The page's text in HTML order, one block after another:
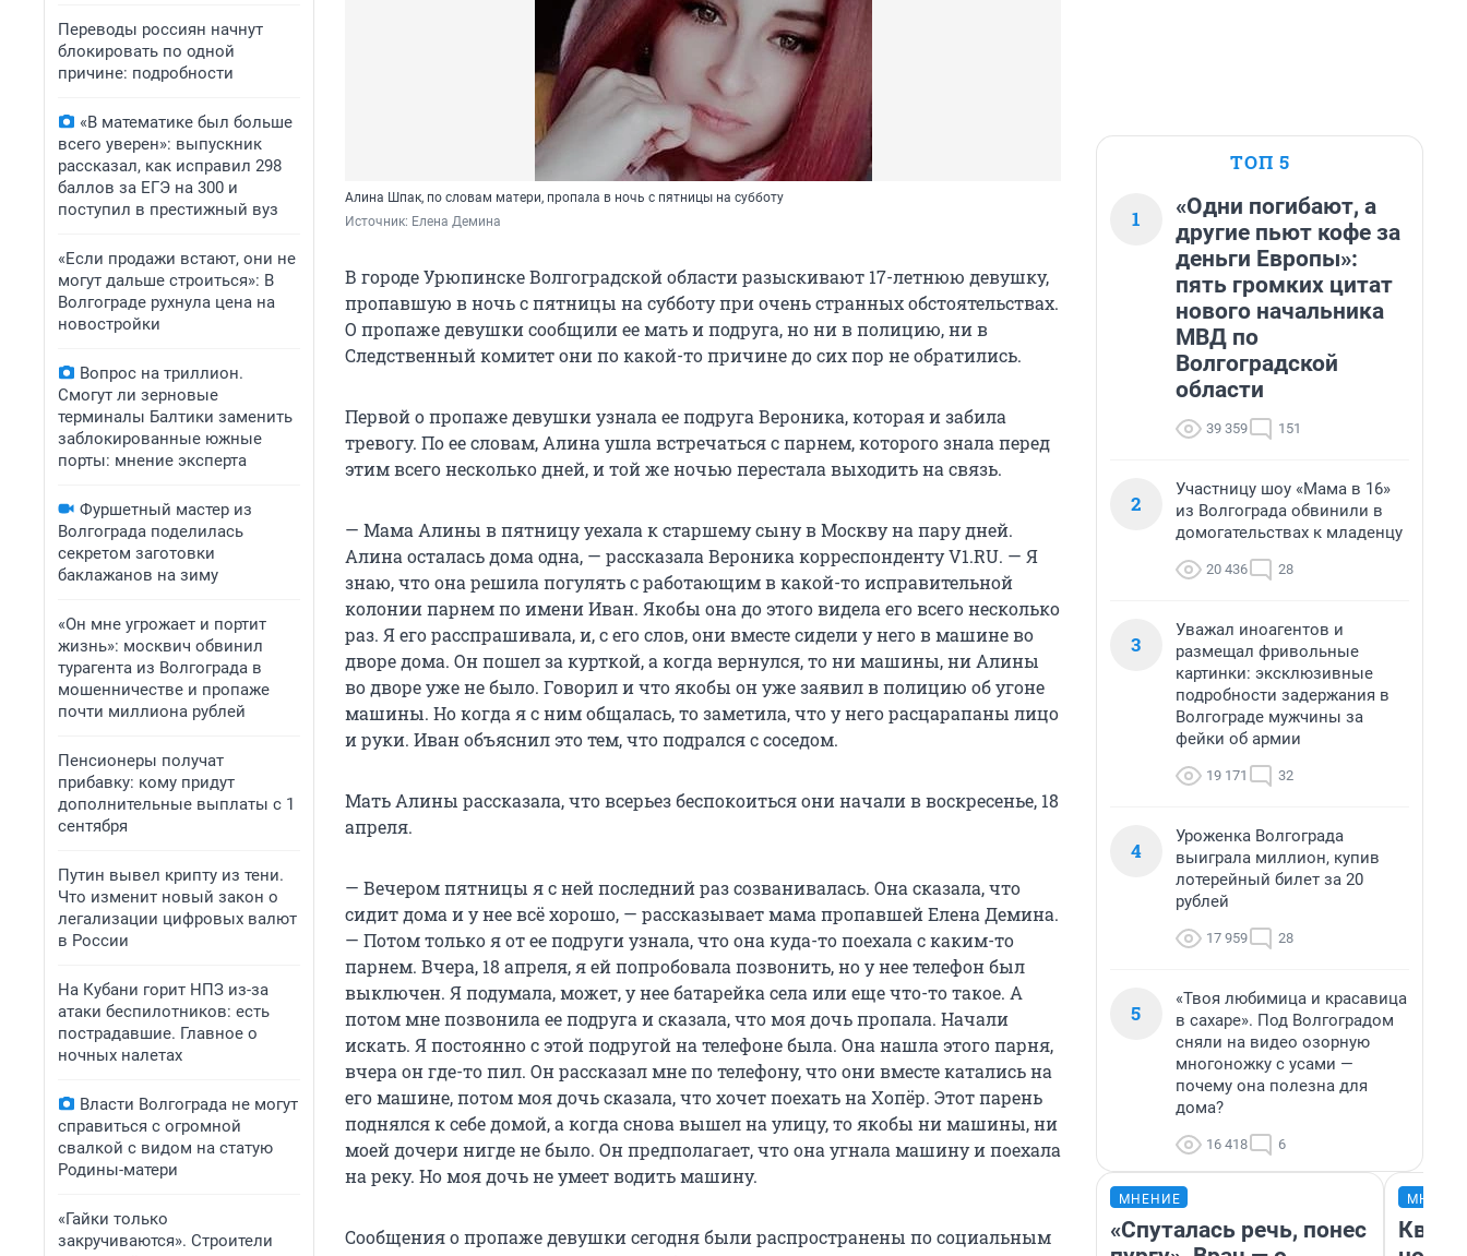
Переводы россиян начнут
блокировать по одной
причине: подробности
«В математике был больше
всего уверен»: выпускник
рассказал, как исправил 298
баллов за ЕГЭ на 300 и
поступил в престижный вуз
«Если продажи встают, они не
могут дальше строиться»: В
Волгограде рухнула цена на
новостройки
Вопрос на триллион.
Смогут ли зерновые
терминалы Балтики заменить
заблокированные южные
порты: мнение эксперта
Фуршетный мастер из
Волгограда поделилась
секретом заготовки
баклажанов на зиму
«Он мне угрожает и портит
жизнь»: москвич обвинил
турагента из Волгограда в
мошенничестве и пропаже
почти миллиона рублей
Пенсионеры получат
прибавку: кому придут
дополнительные выплаты с 1
сентября
Путин вывел крипту из тени.
Что изменит новый закон о
легализации цифровых валют
в России
На Кубани горит НПЗ из-за
атаки беспилотников: есть
пострадавшие. Главное о
ночных налетах
Власти Волгограда не могут
справиться с огромной
свалкой с видом на статую
Родины-матери
«Гайки только
закручиваются». Строители
Алина Шпак, по словам матери, пропала в ночь с пятницы на субботу
Источник: Елена Демина
В городе Урюпинске Волгоградской области разыскивают 17-летнюю девушку,
пропавшую в ночь с пятницы на субботу при очень странных обстоятельствах.
О пропаже девушки сообщили ее мать и подруга, но ни в полицию, ни в
Следственный комитет они по какой-то причине до сих пор не обратились.
Первой о пропаже девушки узнала ее подруга Вероника, которая и забила
тревогу. По ее словам, Алина ушла встречаться с парнем, которого знала перед
этим всего несколько дней, и той же ночью перестала выходить на связь.
— Мама Алины в пятницу уехала к старшему сыну в Москву на пару дней.
Алина осталась дома одна, — рассказала Вероника корреспонденту V1.RU. — Я
знаю, что она решила погулять с работающим в какой-то исправительной
колонии парнем по имени Иван. Якобы она до этого видела его всего несколько
раз. Я его расспрашивала, и, с его слов, они вместе сидели у него в машине во
дворе дома. Он пошел за курткой, а когда вернулся, то ни машины, ни Алины
во дворе уже не было. Говорил и что якобы он уже заявил в полицию об угоне
машины. Но когда я с ним общалась, то заметила, что у него расцарапаны лицо
и руки. Иван объяснил это тем, что подрался с соседом.
Мать Алины рассказала, что всерьез беспокоиться они начали в воскресенье, 18
апреля.
— Вечером пятницы я с ней последний раз созванивалась. Она сказала, что
сидит дома и у нее всё хорошо, — рассказывает мама пропавшей Елена Демина.
— Потом только я от ее подруги узнала, что она куда-то поехала с каким-то
парнем. Вчера, 18 апреля, я ей попробовала позвонить, но у нее телефон был
выключен. Я подумала, может, у нее батарейка села или еще что-то такое. А
потом мне позвонила ее подруга и сказала, что моя дочь пропала. Начали
искать. Я постоянно с этой подругой на телефоне была. Она нашла этого парня,
вчера он где-то пил. Он рассказал мне по телефону, что они вместе катались на
его машине, потом моя дочь сказала, что хочет поехать на Хопёр. Этот парень
поднялся к себе домой, а когда снова вышел на улицу, то якобы ни машины, ни
моей дочери нигде не было. Он предполагает, что она угнала машину и поехала
на реку. Но моя дочь не умеет водить машину.
Сообщения о пропаже девушки сегодня были распространены по социальным
ТОП 5
1
«Одни погибают, а
другие пьют кофе за
деньги Европы»:
пять громких цитат
нового начальника
МВД по
Волгоградской
области
39 359 151
2
Участницу шоу «Мама в 16»
из Волгограда обвинили в
домогательствах к младенцу
20 436 28
3
Уважал иноагентов и
размещал фривольные
картинки: эксклюзивные
подробности задержания в
Волгограде мужчины за
фейки об армии
19 171 32
4
Уроженка Волгограда
выиграла миллион, купив
лотерейный билет за 20
рублей
17 959 28
5
«Твоя любимица и красавица
в сахаре». Под Волгоградом
сняли на видео озорную
многоножку с усами —
почему она полезна для
дома?
16 418 6
МНЕНИЕ
«Спуталась речь, понес